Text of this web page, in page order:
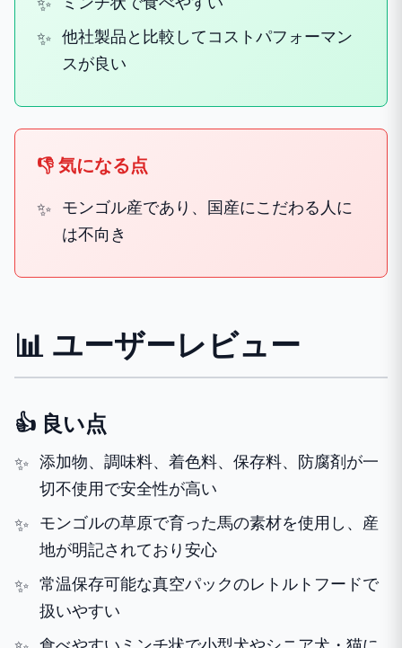
他社製品と比較してコストパフォーマン
スが良い
👎 気になる点
モンゴル産であり、国産にこだわる人に
は不向き
📊 ユーザーレビュー
👍 良い点
添加物、調味料、着色料、保存料、防腐剤が一
切不使用で安全性が高い
モンゴルの草原で育った馬の素材を使用し、産
地が明記されており安心
常温保存可能な真空パックのレトルトフードで
扱いやすい